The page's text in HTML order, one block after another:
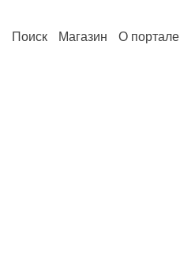
Поиск Магазин О портале